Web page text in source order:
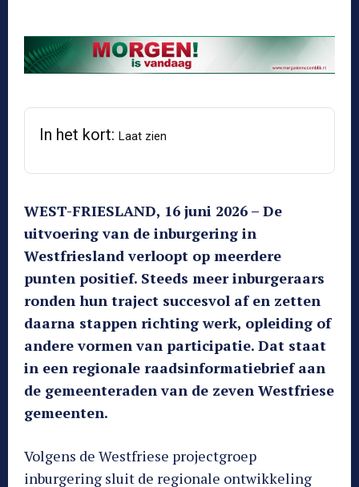
In het kort: Laat zien
WEST-FRIESLAND, 16 juni 2026 – De
uitvoering van de inburgering in
Westfriesland verloopt op meerdere
punten positief. Steeds meer inburgeraars
ronden hun traject succesvol af en zetten
daarna stappen richting werk, opleiding of
andere vormen van participatie. Dat staat
in een regionale raadsinformatiebrief aan
de gemeenteraden van de zeven Westfriese
gemeenten.
Volgens de Westfriese projectgroep
inburgering sluit de regionale ontwikkeling